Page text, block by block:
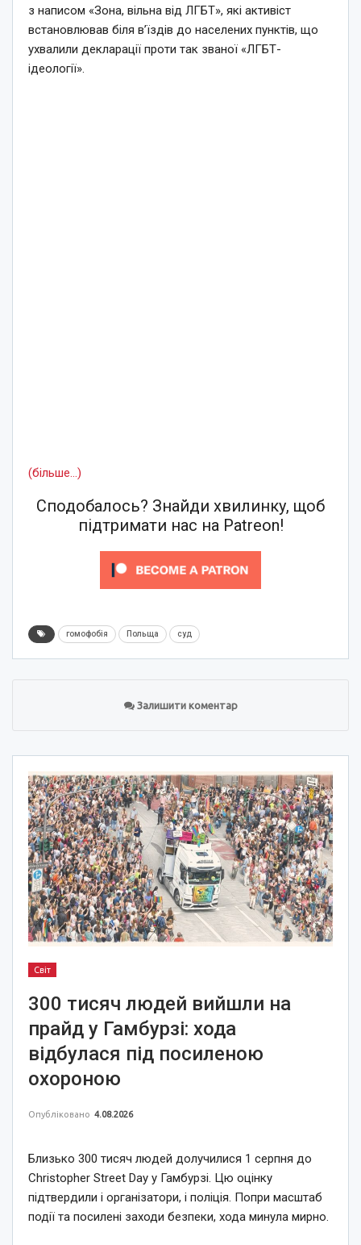
з написом «Зона, вільна від ЛГБТ», які активіст
встановлював біля в’їздів до населених пунктів, що
ухвалили декларації проти так званої «ЛГБТ-
ідеології».
(більше…)
Сподобалось? Знайди хвилинку, щоб
підтримати нас на Patreon!
гомофобія Польща суд
Залишити коментар
Світ
300 тисяч людей вийшли на
прайд у Гамбурзі: хода
відбулася під посиленою
охороною
Опубліковано 4.08.2026
Близько 300 тисяч людей долучилися 1 серпня до
Christopher Street Day у Гамбурзі. Цю оцінку
підтвердили і організатори, і поліція. Попри масштаб
події та посилені заходи безпеки, хода минула мирно.